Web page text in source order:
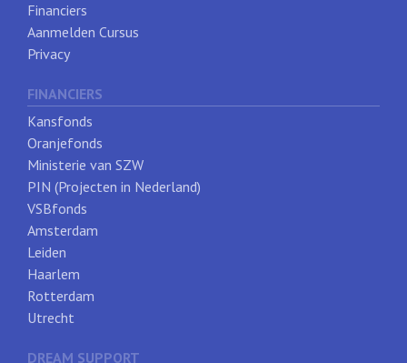
Financiers
Aanmelden Cursus
Privacy
FINANCIERS
Kansfonds
Oranjefonds
Ministerie van SZW
PIN (Projecten in Nederland)
VSBfonds
Amsterdam
Leiden
Haarlem
Rotterdam
Utrecht
DREAM SUPPORT